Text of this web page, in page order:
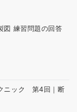
図 練習問題の回答
ニック 第4回｜断